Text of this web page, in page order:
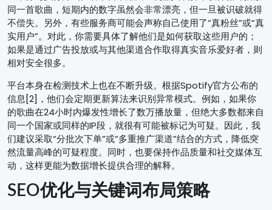
同一首歌曲，短期内的数字虽然会非常漂亮，但一旦被识破就得
不偿失。另外，有些服务商可能会声称自己使用了“真粉丝”或“真
实用户”。对此，你需要具体了解他们是如何获取这些用户的；
如果是通过广告投放或与其他渠道合作取得真实音乐爱好者，则
相对安全很多。
平台本身在检测技术上也在不断升级。根据Spotify官方公布的
信息[2]，他们会定期更新算法来识别异常模式。例如，如果你
的歌曲在24小时内爆发性增长了数万播放量，但绝大多数都来自
同一个国家或同样的IP段，就很有可能被标记为可疑。因此，我
们建议采取“分批次下单”或“多重推广渠道”结合的方式，降低突
然流量高峰的可疑程度。同时，也要保持作品质量和社交媒体互
动，这样更能为数据增长提供合理的解释。
SEO优化与关键词布局策略